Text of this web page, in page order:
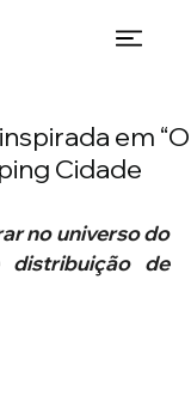
em “O
Cidade
no universo do
de